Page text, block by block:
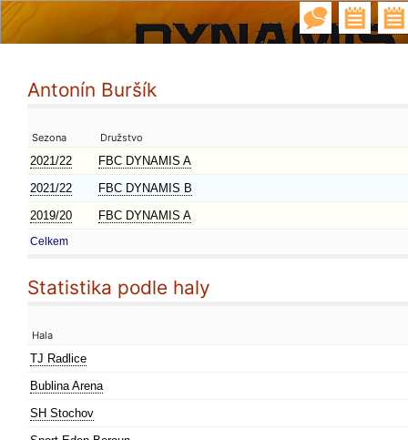
Antonín Buršík
Sezona Družstvo
2021/22
FBC DYNAMIS A
2021/22
FBC DYNAMIS B
2019/20
FBC DYNAMIS A
Celkem
Statistika podle haly
Hala
TJ Radlice
Bublina Arena
SH Stochov